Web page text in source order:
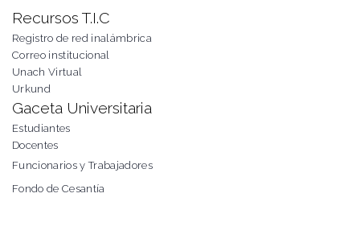
Recursos T.I.C
Registro de red inalámbrica
Correo institucional
Unach Virtual
Urkund
Gaceta Universitaria
Estudiantes
Docentes
Funcionarios y Trabajadores
Fondo de Cesantía